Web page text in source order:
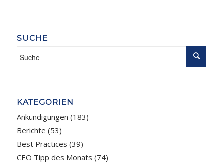
SUCHE
KATEGORIEN
Ankündigungen (183)
Berichte (53)
Best Practices (39)
CEO Tipp des Monats (74)